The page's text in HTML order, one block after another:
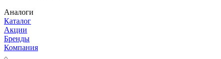
Аналоги
Каталог
Акции
Бренды
Компания